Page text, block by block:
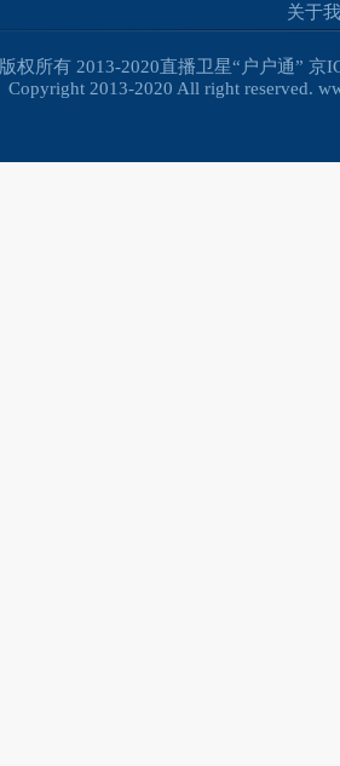
关于
版权所有 2013-2020直播卫星“户户通” 京
Copyright 2013-2020 All right reserved.